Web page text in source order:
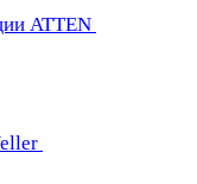
ATTEN